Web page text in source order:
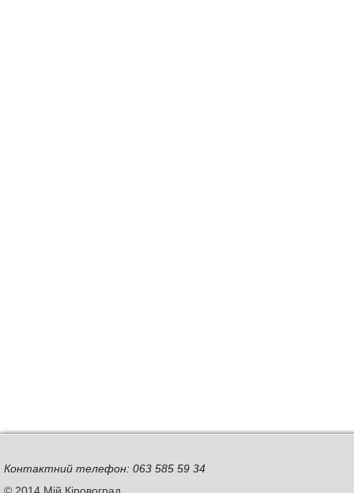
Контактний телефон: 063 585 59 34